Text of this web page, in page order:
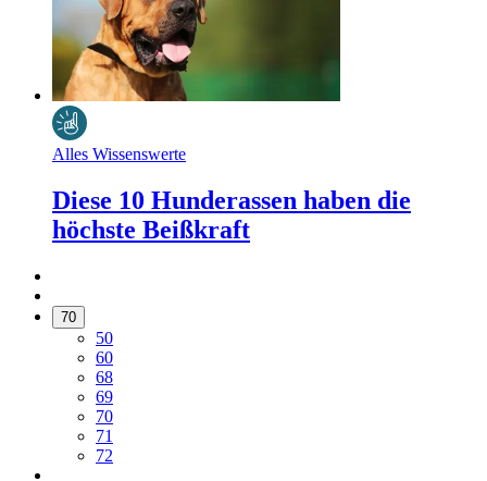
Alles Wissenswerte
Diese 10 Hunderassen haben die
höchste Beißkraft
70
50
60
68
69
70
71
72